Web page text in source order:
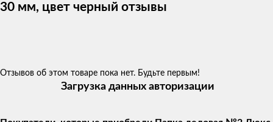
30 мм, цвет черный отзывы
Отзывов об этом товаре пока нет. Будьте первым!
Загрузка данных авторизации